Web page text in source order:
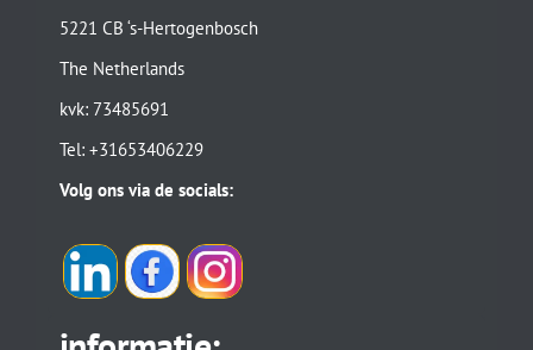
5221 CB ‘s-Hertogenbosch
The Netherlands
kvk: 73485691
Tel: +31653406229
Volg ons via de socials: